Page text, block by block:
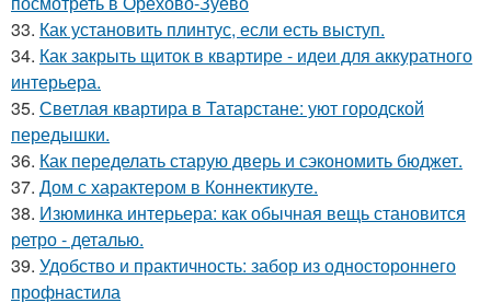
33. Как установить плинтус, если есть выступ.
34. Как закрыть щиток в квартире - идеи для аккуратного
интерьера.
35. Светлая квартира в Татарстане: уют городской
передышки.
36. Как переделать старую дверь и сэкономить бюджет.
37. Дом с характером в Коннектикуте.
38. Изюминка интерьера: как обычная вещь становится
ретро - деталью.
39. Удобство и практичность: забор из одностороннего
профнастила